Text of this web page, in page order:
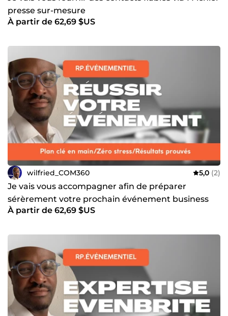
presse sur-mesure
À partir de 62,69 $US
wilfried_COM360 5,0 (2)
Je vais vous accompagner afin de préparer
sérèrement votre prochain événement business
À partir de 62,69 $US